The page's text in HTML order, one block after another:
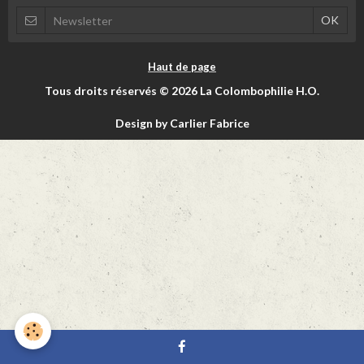
Haut de page
Tous droits réservés © 2026 La Colombophilie H.O.
Design by Carlier Fabrice